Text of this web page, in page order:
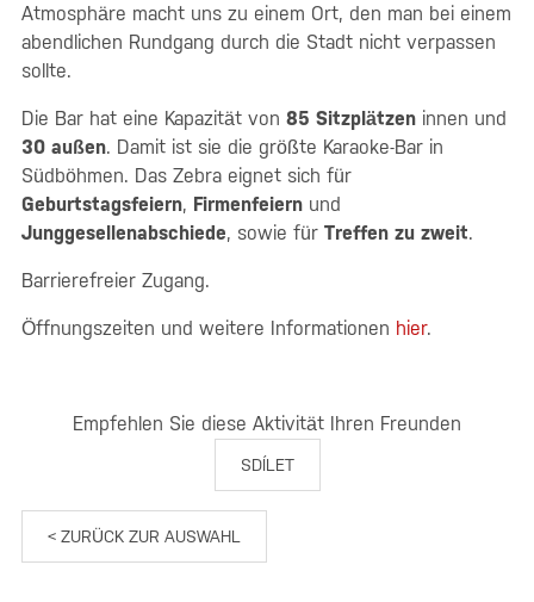
Atmosphäre macht uns zu einem Ort, den man bei einem
abendlichen Rundgang durch die Stadt nicht verpassen
sollte.
Die Bar hat eine Kapazität von 85 Sitzplätzen innen und
30 außen. Damit ist sie die größte Karaoke-Bar in
Südböhmen. Das Zebra eignet sich für
Geburtstagsfeiern, Firmenfeiern und
Junggesellenabschiede, sowie für Treffen zu zweit.
Barrierefreier Zugang.
Öffnungszeiten und weitere Informationen hier.
Empfehlen Sie diese Aktivität Ihren Freunden
SDÍLET
< ZURÜCK ZUR AUSWAHL